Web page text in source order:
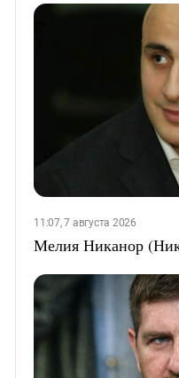
11:07, 7 августа 2026
Мелия Никанор